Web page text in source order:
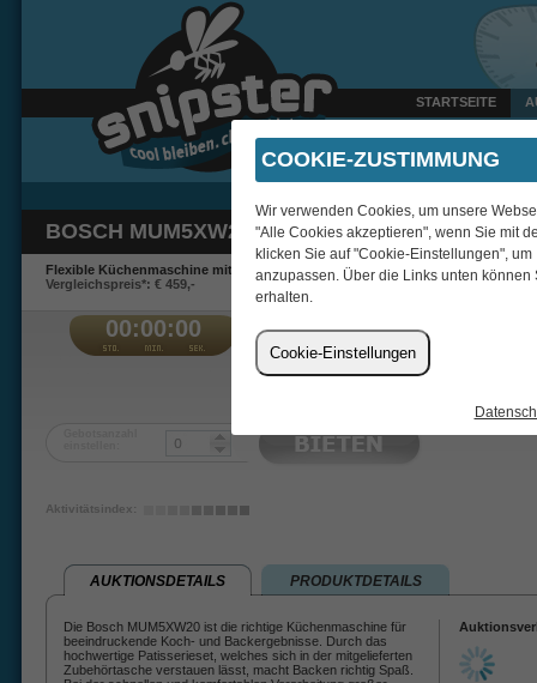
STARTSEITE
Gestern um 22:47 Uhr
BOSCH MUM5XW20 KÜCHENMASCHINE
Flexible Küchenmaschine mit integrierter Waage.
Vergleichspreis*: € 459,-
00:00:00 €
Aktivitätsindex:
AUKTIONSDETAILS PRODUKTDETAILS
Die Bosch MUM5XW20 ist die richtige Küchenmaschine für
beeindruckende Koch- und Backergebnisse. Durch das
hochwertige Patisserieset, welches sich in der mitgelieferten
Zubehörtasche verstauen lässt, macht Backen richtig Spaß.
COOKIE-ZUSTIMMUNG
Wir verwenden Cookies, um unsere
"Alle Cookies akzeptieren", wenn Sie mit
klicken Sie auf "Cookie-Einstellungen",
anzupassen. Über die Links unten
erhalten.
Cookie-Einstellungen